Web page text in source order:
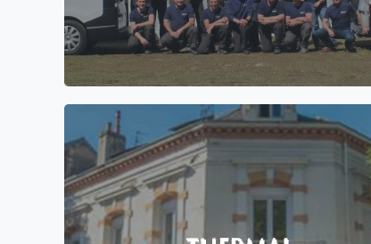
Réalisation de site internet vitrine pour la
société TMUA du Groupe SIBIM spécialisée dans
les Machines et Systèmes d'Abrasion